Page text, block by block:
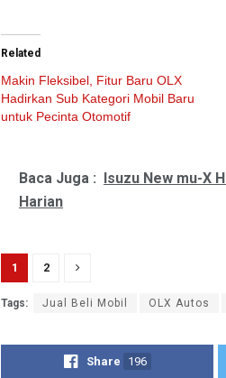
Related
Makin Fleksibel, Fitur Baru OLX
Hadirkan Sub Kategori Mobil Baru
untuk Pecinta Otomotif
Baca Juga : Isuzu New mu-X
Harian
1 2
Tags: Jual Beli Mobil OLX Autos
Share 196